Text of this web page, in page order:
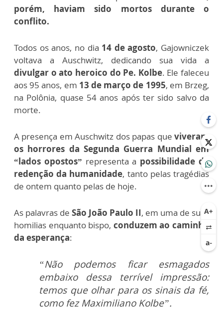
porém, haviam sido mortos durante o
conflito.
Todos os anos, no dia 14 de agosto, Gajowniczek
voltava a Auschwitz, dedicando sua vida a
divulgar o ato heroico do Pe. Kolbe. Ele faleceu
aos 95 anos, em 13 de março de 1995, em Brzeg,
na Polônia, quase 54 anos após ter sido salvo da
morte.
A presença em Auschwitz dos papas que viveram
os horrores da Segunda Guerra Mundial em
“lados opostos” representa a possibilidade de
redenção da humanidade, tanto pelas tragédias
de ontem quanto pelas de hoje.
As palavras de São João Paulo II, em uma de suas
homilias enquanto bispo, conduzem ao caminho
da esperança:
“Não podemos ficar esmagados
embaixo dessa terrível impressão:
temos que olhar para os sinais da fé,
como fez Maximiliano Kolbe”.